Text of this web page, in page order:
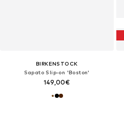
BIRKENSTOCK
Sapato Slip-on 'Boston'
149,00€